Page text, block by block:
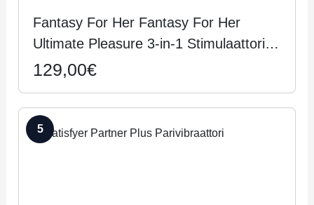
Fan­ta­sy For Her Fantasy For Her
Ultimate Pleasure 3-in-1 Stimulaattori -
Lila
129,00€
5